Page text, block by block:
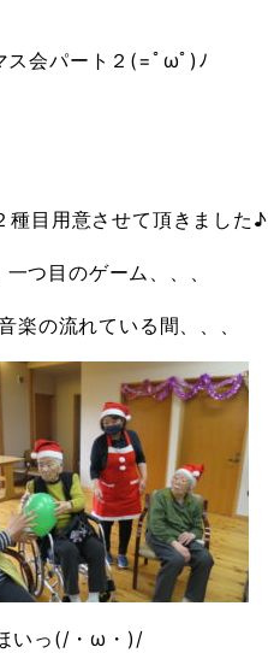
ス会パート２(=ﾟωﾟ)ﾉ
種目用意させて頂きました♪
一つ目のゲーム、、、
楽の流れている間、、、
いっ(/・ω・)/